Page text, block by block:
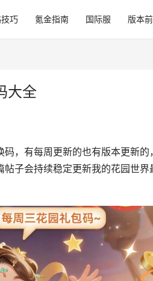
巧 氪金指南 国际服 版本
大全
码，有每周更新的也有版本更新
子会持续稳定更新我的花园世